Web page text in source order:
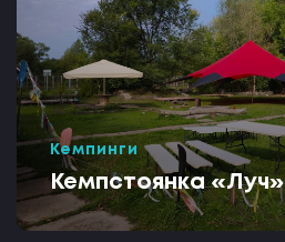
Кемпинги
Кемпстоянка «Луч»